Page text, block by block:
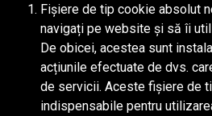
Fișiere de tip cookie absolut
navigați pe website și să îi
De obicei, acestea sunt
acțiunile efectuate de dvs.
de servicii. Aceste fișiere de
indispensabile pentru